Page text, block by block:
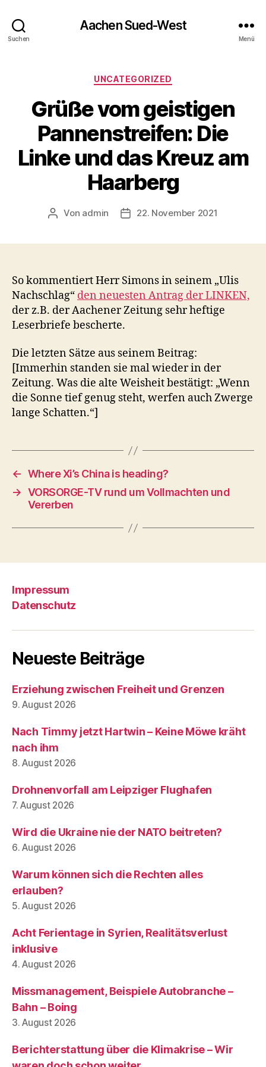
Suchen
Aachen Sued-West
Menü
Kategorien
UNCATEGORIZED
Grüße vom geistigen
Pannenstreifen: Die
Linke und das Kreuz am
Haarberg
Beitragsautor
Von admin Veröffentlichungsdatum
22. November 2021
So kommentiert Herr Simons in seinem „Ulis
Nachschlag“ den neuesten Antrag der LINKEN,
der z.B. der Aachener Zeitung sehr heftige
Leserbriefe bescherte.
Die letzten Sätze aus seinem Beitrag:
[Immerhin standen sie mal wieder in der
Zeitung. Was die alte Weisheit bestätigt: „Wenn
die Sonne tief genug steht, werfen auch Zwerge
lange Schatten.“]
← Where Xi’s China is heading?
→ VORSORGE-TV rund um Vollmachten und
Vererben
Impressum
Datenschutz
Neueste Beiträge
Erziehung zwischen Freiheit und Grenzen
9. August 2026
Nach Timmy jetzt Hartwin – Keine Möwe kräht
nach ihm
8. August 2026
Drohnenvorfall am Leipziger Flughafen
7. August 2026
Wird die Ukraine nie der NATO beitreten?
6. August 2026
Warum können sich die Rechten alles
erlauben?
5. August 2026
Acht Ferientage in Syrien, Realitätsverlust
inklusive
4. August 2026
Missmanagement, Beispiele Autobranche –
Bahn – Boing
3. August 2026
Berichterstattung über die Klimakrise – Wir